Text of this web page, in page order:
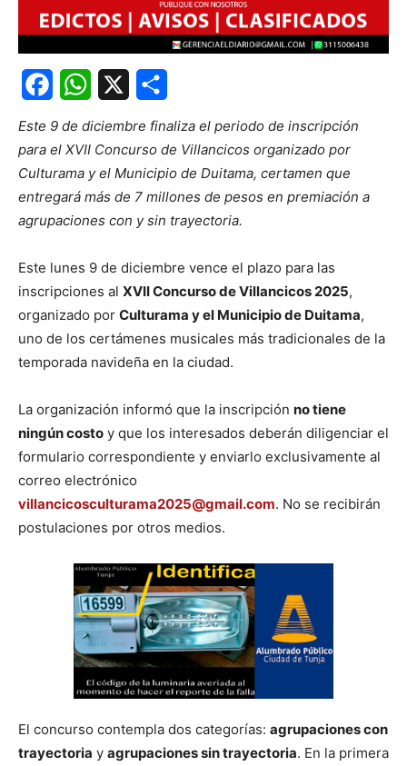
Este 9 de diciembre finaliza el periodo de inscripción
para el XVII Concurso de Villancicos organizado por
Culturama y el Municipio de Duitama, certamen que
entregará más de 7 millones de pesos en premiación a
agrupaciones con y sin trayectoria.
Este lunes 9 de diciembre vence el plazo para las
inscripciones al XVII Concurso de Villancicos 2025,
organizado por Culturama y el Municipio de Duitama,
uno de los certámenes musicales más tradicionales de la
temporada navideña en la ciudad.
La organización informó que la inscripción no tiene
ningún costo y que los interesados deberán diligenciar el
formulario correspondiente y enviarlo exclusivamente al
correo electrónico
villancicosculturama2025@gmail.com. No se recibirán
postulaciones por otros medios.
El concurso contempla dos categorías: agrupaciones con
trayectoria y agrupaciones sin trayectoria. En la primera